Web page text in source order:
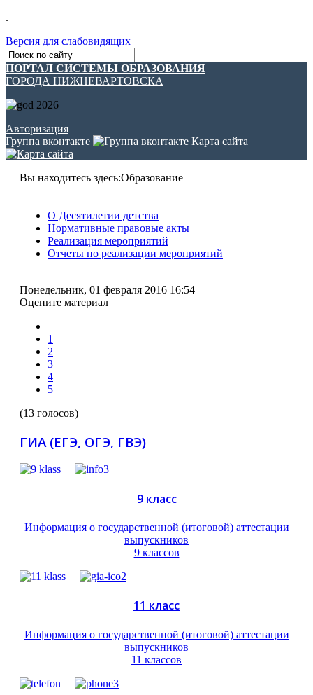
.
Версия для слабовидящих
ПОРТАЛ СИСТЕМЫ ОБРАЗОВАНИЯ
ГОРОДА НИЖНЕВАРТОВСКА
Авторизация
Группа вконтакте
Карта сайта
Вы находитесь здесь:Образование
О Десятилетии детства
Нормативные правовые акты
Реализация мероприятий
Отчеты по реализации мероприятий
Понедельник, 01 февраля 2016 16:54
Оцените материал
1
2
3
4
5
(13 голосов)
ГИА (ЕГЭ, ОГЭ, ГВЭ)
9 класс
Информация о государственной (итоговой) аттестации
выпускников
9 классов
11 класс
Информация о государственной (итоговой) аттестации
выпускников
11 классов